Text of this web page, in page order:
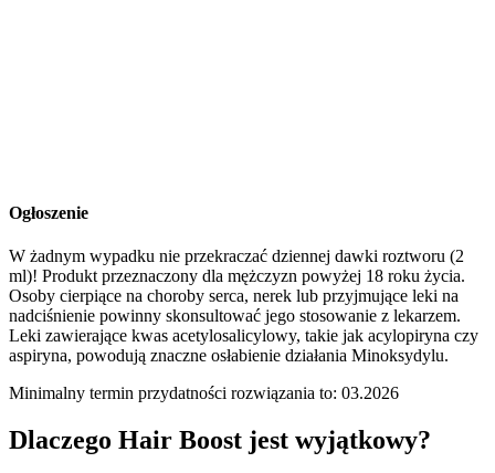
Ogłoszenie
W żadnym wypadku nie przekraczać dziennej dawki roztworu (2
ml)! Produkt przeznaczony dla mężczyzn powyżej 18 roku życia.
Osoby cierpiące na choroby serca, nerek lub przyjmujące leki na
nadciśnienie powinny skonsultować jego stosowanie z lekarzem.
Leki zawierające kwas acetylosalicylowy, takie jak acylopiryna czy
aspiryna, powodują znaczne osłabienie działania Minoksydylu.
Minimalny termin przydatności rozwiązania to: 03.2026
Dlaczego Hair Boost jest wyjątkowy?